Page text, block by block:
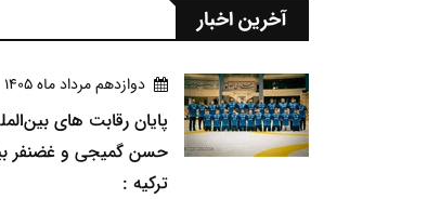
آخرین اخبار
دوازدهم مرداد ماه 1405
پایان رقابت های
حسن گمیجی و غضنفر
ترکیه :